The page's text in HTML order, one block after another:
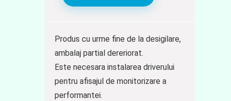
Produs cu urme fine de la desigilare,
ambalaj partial dereriorat.
Este necesara instalarea driverului
pentru afisajul de monitorizare a
performantei.